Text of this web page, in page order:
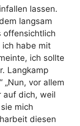
lassen.
langsam
offensichtlich
ich habe mit
ich sollte
Langkamp
„Nun, vor allem
auf dich, weil
mich
diesen